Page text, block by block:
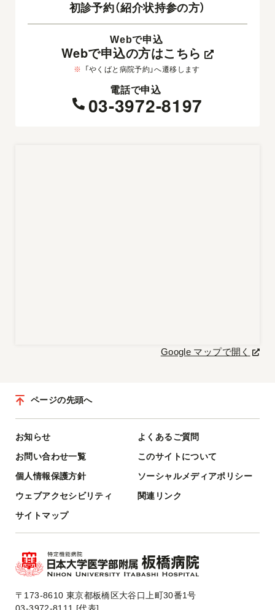
初診予約（紹介状持参の方）
Webで申込
Webで申込の方はこちら
※ 「やくばと病院予約」へ遷移します
電話で申込
03-3972-8197
Google マップで開く
お知らせ
よくあるご質問
お問い合わせ一覧
このサイトについて
個人情報保護方針
ソーシャルメディアポリシー
ウェブアクセシビリティ
関連リンク
サイトマップ
ページの先頭へ
〒173-8610 東京都板橋区大谷口上町30番1号